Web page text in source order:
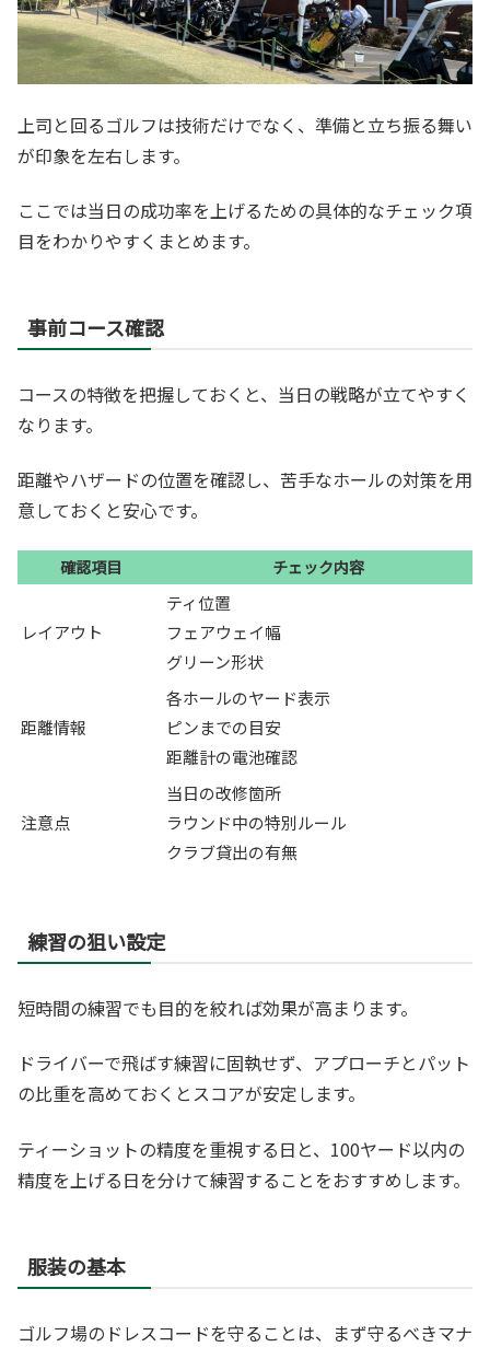
上司と回るゴルフは技術だけでなく、準備と立ち振る舞い
が印象を左右します。
ここでは当日の成功率を上げるための具体的なチェック項
目をわかりやすくまとめます。
事前コース確認
コースの特徴を把握しておくと、当日の戦略が立てやすく
なります。
距離やハザードの位置を確認し、苦手なホールの対策を用
意しておくと安心です。
確認項目 チェック内容
レイアウト
ティ位置
フェアウェイ幅
グリーン形状
距離情報
各ホールのヤード表示
ピンまでの目安
距離計の電池確認
注意点
当日の改修箇所
ラウンド中の特別ルール
クラブ貸出の有無
練習の狙い設定
短時間の練習でも目的を絞れば効果が高まります。
ドライバーで飛ばす練習に固執せず、アプローチとパット
の比重を高めておくとスコアが安定します。
ティーショットの精度を重視する日と、100ヤード以内の
精度を上げる日を分けて練習することをおすすめします。
服装の基本
ゴルフ場のドレスコードを守ることは、まず守るべきマナ